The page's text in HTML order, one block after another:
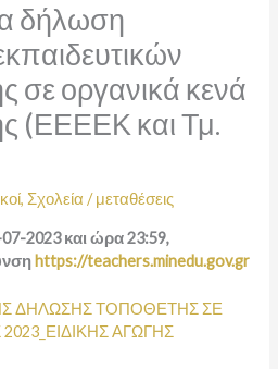
δήλωση
σε οργανικά κενά
(ΕΕΕΕΚ και Τμ.
, Σχολεία /μεταθέσεις
2023 και ώρα 23:59,
https://teachers.minedu.gov.gr
ΔΗΛΩΣΗΣ ΤΟΠΟΘΕΤΗΣ ΣΕ
ΑΓΩΓΗΣ